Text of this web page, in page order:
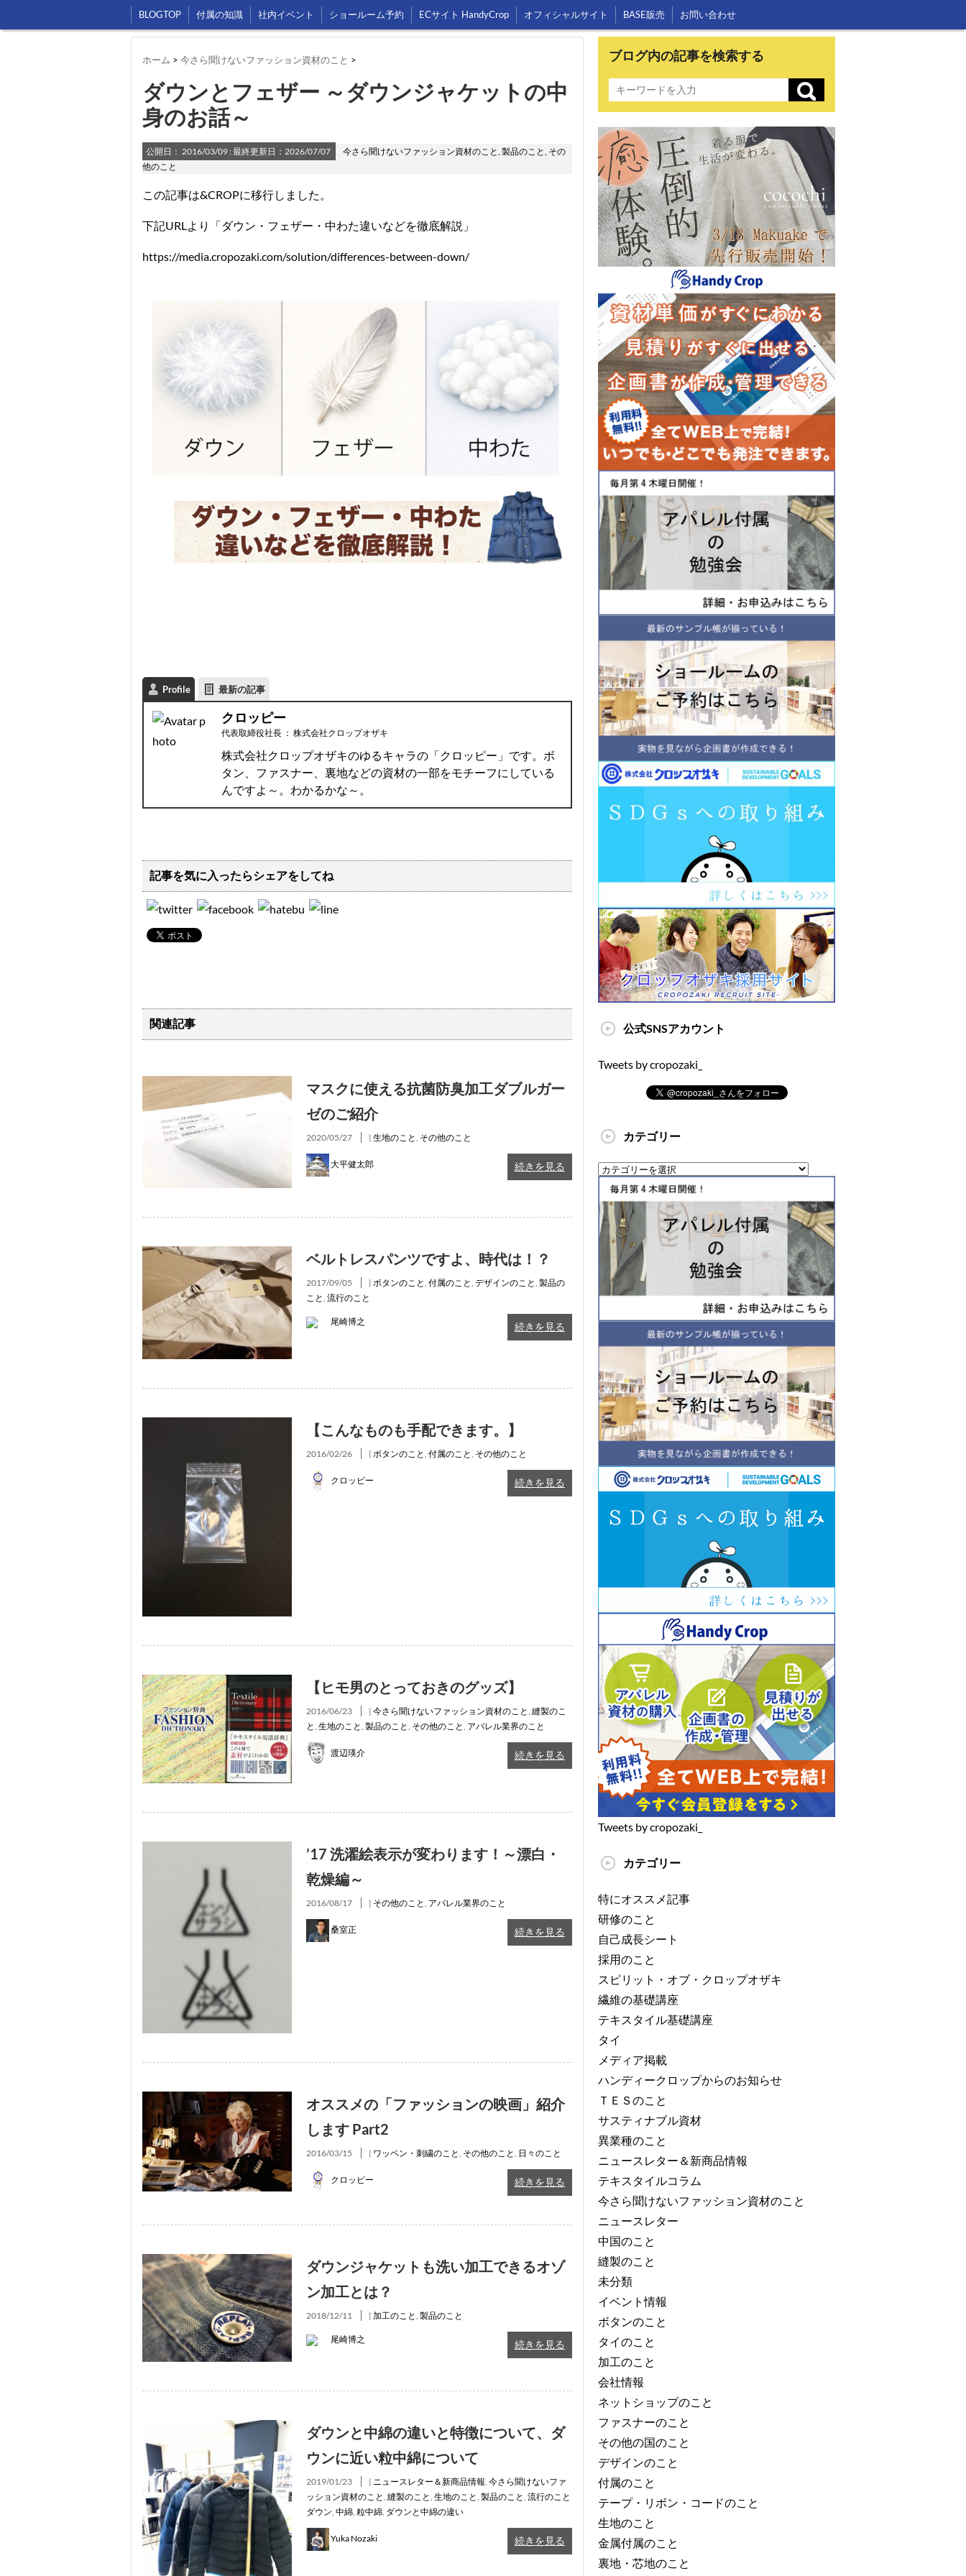
BLOGTOP 付属の知識 社内イベント ショールーム予約 ECサイト HandyCrop オフィシャルサイト BASE販売 お問い合わせ
ホーム > 今さら聞けないファッション資材のこと >
ダウンとフェザー ～ダウンジャケットの中
身のお話～
公開日： 2016/03/09 : 最終更新日：2026/07/07 今さら聞けないファッション資材のこと, 製品のこと, その
他のこと
この記事は&CROPに移行しました。
下記URLより「ダウン・フェザー・中わた違いなどを徹底解説」
https://media.cropozaki.com/solution/differences-between-down/
Profile 最新の記事
クロッピー
代表取締役社長 ： 株式会社クロップオザキ
株式会社クロップオザキのゆるキャラの「クロッピー」です。ボ
タン、ファスナー、裏地などの資材の一部をモチーフにしている
んですよ～。わかるかな～。
記事を気に入ったらシェアをしてね
関連記事
マスクに使える抗菌防臭加工ダブルガー
ゼのご紹介
2020/05/27 | 生地のこと, その他のこと
大平健太郎 続きを見る
ベルトレスパンツですよ、時代は！？
2017/09/05 | ボタンのこと, 付属のこと, デザインのこと, 製品の
こと, 流行のこと
尾崎博之 続きを見る
【こんなものも手配できます。】
2016/02/26 | ボタンのこと 付属のこと その他のこと
クロッピー 続きを見る
【ヒモ男のとっておきのグッズ】
2016/06/23 | 今さら聞けないファッション資材のこと 縫製のこ
と 生地のこと 製品のこと その他のこと アパレル業界のこと
渡辺瑛介 続きを見る
’17 洗濯絵表示が変わります！～漂白・
乾燥編～
2016/08/17 | その他のこと アパレル業界のこと
桑室正 続きを見る
オススメの「ファッションの映画」紹介
します Part2
2016/03/15 | ワッペン・刺繍のこと, その他のこと, 日々のこと
クロッピー 続きを見る
ダウンジャケットも洗い加工できるオゾ
ン加工とは？
2018/12/11 | 加工のこと, 製品のこと
尾崎博之 続きを見る
ダウンと中綿の違いと特徴について、ダ
ウンに近い粒中綿について
2019/01/23 | ニュースレター＆新商品情報, 今さら聞けないファ
ッション資材のこと, 縫製のこと, 生地のこと, 製品のこと, 流行のこと
ダウン, 中綿, 粒中綿, ダウンと中綿の違い
Yuka Nozaki 続きを見る
ブログ内の記事を検索する
公式SNSアカウント
Tweets by cropozaki_
カテゴリー
Tweets by cropozaki_
カテゴリー
特にオススメ記事
研修のこと
自己成長シート
採用のこと
スピリット・オブ・クロップオザキ
繊維の基礎講座
テキスタイル基礎講座
タイ
メディア掲載
ハンディークロップからのお知らせ
ＴＥＳのこと
サスティナブル資材
異業種のこと
ニュースレター＆新商品情報
テキスタイルコラム
今さら聞けないファッション資材のこと
ニュースレター
中国のこと
縫製のこと
未分類
イベント情報
ボタンのこと
タイのこと
加工のこと
会社情報
ネットショップのこと
ファスナーのこと
その他の国のこと
デザインのこと
付属のこと
テープ・リボン・コードのこと
生地のこと
金属付属のこと
裏地・芯地のこと